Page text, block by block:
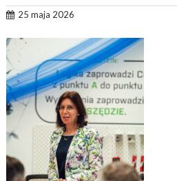
Skip
content
25 maja 2026